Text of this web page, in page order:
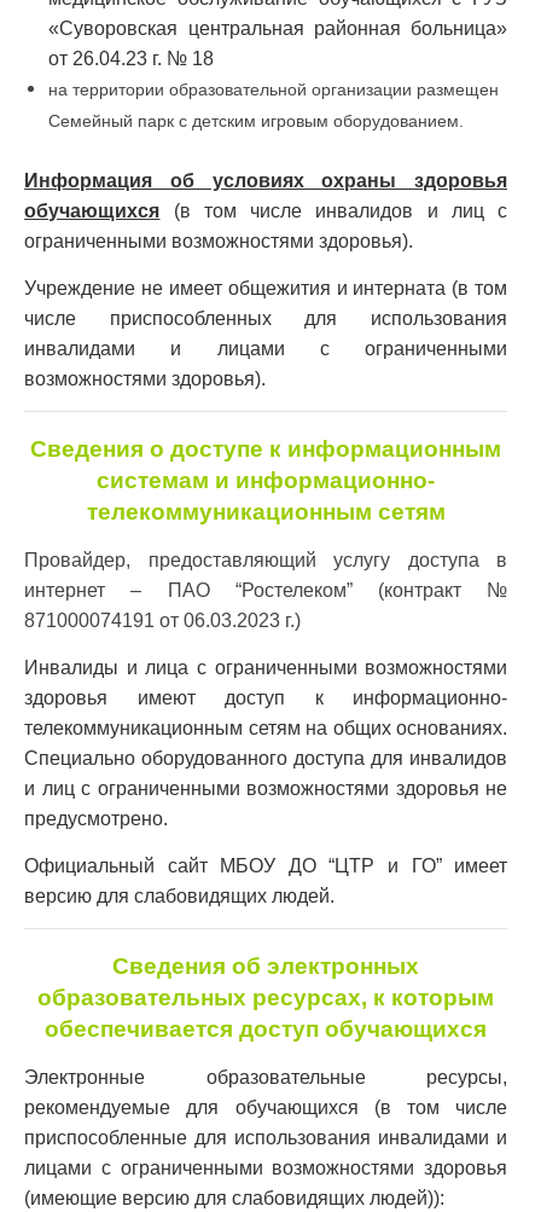
«Суворовская центральная районная больница»
от 26.04.23 г. № 18
на территории образовательной организации размещен
Семейный парк с детским игровым оборудованием.
Информация об условиях охраны здоровья
обучающихся (в том числе инвалидов и лиц с
ограниченными возможностями здоровья).
Учреждение не имеет общежития и интерната (в том
числе приспособленных для использования
инвалидами и лицами с ограниченными
возможностями здоровья).
Сведения о доступе к информационным
системам и информационно-
телекоммуникационным сетям
Провайдер, предоставляющий услугу доступа в
интернет – ПАО “Ростелеком” (контракт №
871000074191 от 06.03.2023 г.)
Инвалиды и лица с ограниченными возможностями
здоровья имеют доступ к информационно-
телекоммуникационным сетям на общих основаниях.
Специально оборудованного доступа для инвалидов
и лиц с ограниченными возможностями здоровья не
предусмотрено.
Официальный сайт МБОУ ДО “ЦТР и ГО” имеет
версию для слабовидящих людей.
Сведения об электронных
образовательных ресурсах, к которым
обеспечивается доступ обучающихся
Электронные образовательные ресурсы,
рекомендуемые для обучающихся (в том числе
приспособленные для использования инвалидами и
лицами с ограниченными возможностями здоровья
(имеющие версию для слабовидящих людей)):